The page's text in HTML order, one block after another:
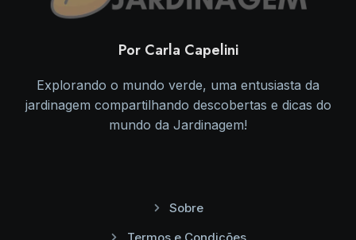
Por Carla Capelini
Explorando o mundo verde, uma entusiasta da
jardinagem compartilhando descobertas e dicas do
mundo da Jardinagem!
Sobre